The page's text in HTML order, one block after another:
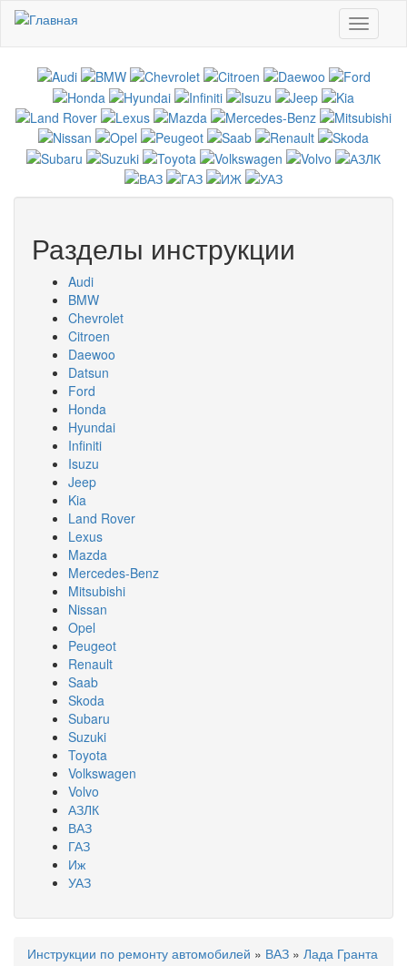
Перейти к основному содержанию
Toggle
Разделы инструкции
Audi
BMW
Chevrolet
Citroen
Daewoo
Datsun
Ford
Honda
Hyundai
Infiniti
Isuzu
Jeep
Kia
Land Rover
Lexus
Mazda
Mercedes-Benz
Mitsubishi
Nissan
Opel
Peugeot
Renault
Saab
Skoda
Subaru
Suzuki
Toyota
Volkswagen
Volvo
АЗЛК
ВАЗ
ГАЗ
Иж
УАЗ
Инструкции по ремонту автомобилей » ВАЗ » Лада Гранта